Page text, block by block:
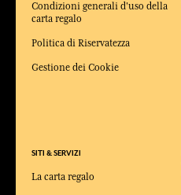
Condizioni generali d'uso della
carta regalo
Politica di Riservatezza
Gestione dei Cookie
SITI & SERVIZI
La carta regalo